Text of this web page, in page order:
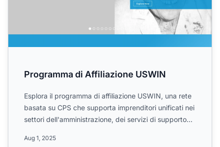
Programma di Affiliazione USWIN
Esplora il programma di affiliazione USWIN, una rete
basata su CPS che supporta imprenditori unificati nei
settori dell'amministrazione, dei servizi di supporto...
Aug 1, 2025